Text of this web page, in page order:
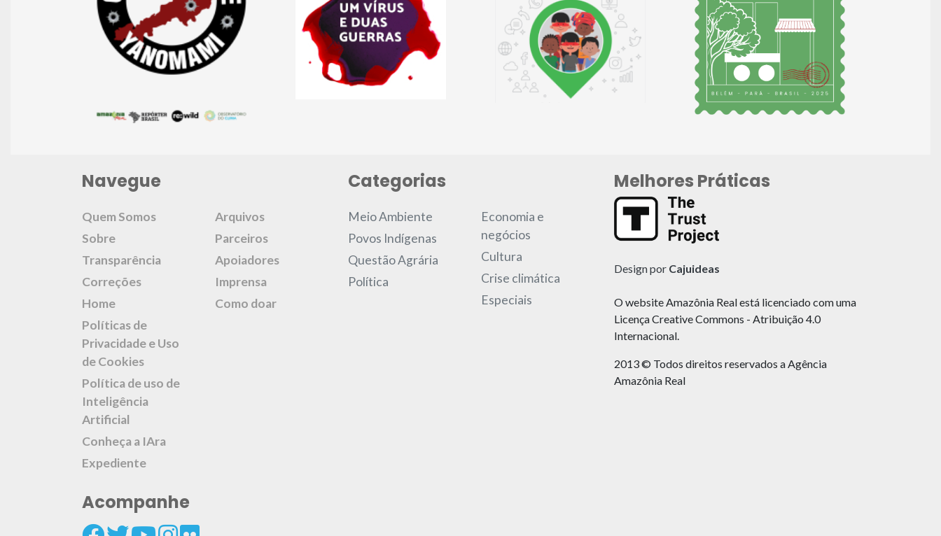
Navegue
Quem Somos
Sobre
Transparência
Correções
Home
Políticas de
Privacidade e Uso
de Cookies
Política de uso de
Inteligência
Artificial
Conheça a IAra
Expediente
Arquivos
Parceiros
Apoiadores
Imprensa
Como doar
Acompanhe
Categorias
Meio Ambiente
Povos Indígenas
Questão Agrária
Política
Economia e
negócios
Cultura
Crise climática
Especiais
Melhores Práticas
Design por Cajuideas
O website Amazônia Real está licenciado com uma
Licença Creative Commons - Atribuição 4.0
Internacional.
2013 © Todos direitos reservados a Agência
Amazônia Real